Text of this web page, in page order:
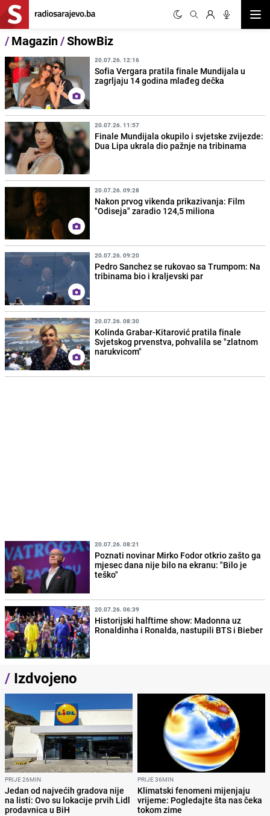
/Magazin/ShowBiz
20.07.26. 12:16
Sofia Vergara pratila finale Mundijala u
zagrljaju 14 godina mlađeg dečka
20.07.26. 11:57
Finale Mundijala okupilo i svjetske zvijezde:
Dua Lipa ukrala dio pažnje na tribinama
20.07.26. 09:28
Nakon prvog vikenda prikazivanja: Film
"Odiseja" zaradio 124,5 miliona
20.07.26. 09:20
Pedro Sanchez se rukovao sa Trumpom: Na
tribinama bio i kraljevski par
20.07.26. 08:30
Kolinda Grabar-Kitarović pratila finale
Svjetskog prvenstva, pohvalila se "zlatnom
narukvicom"
20.07.26. 08:21
Poznati novinar Mirko Fodor otkrio zašto ga
mjesec dana nije bilo na ekranu: "Bilo je
teško"
20.07.26. 06:39
Historijski halftime show: Madonna uz
Ronaldinha i Ronalda, nastupili BTS i Bieber
/ Izdvojeno
PRIJE 26MIN
Jedan od najvećih gradova nije
na listi: Ovo su lokacije prvih Lidl
prodavnica u BiH
PRIJE 36MIN
Klimatski fenomeni mijenjaju
vrijeme: Pogledajte šta nas čeka
tokom zime